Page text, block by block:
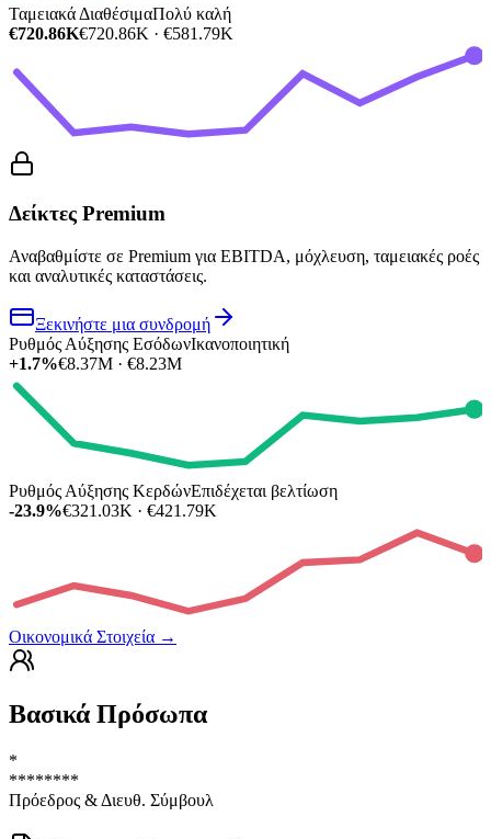
Ταμειακά ΔιαθέσιμαΠολύ καλή
€720.86K€720.86K · €581.79K
Δείκτες Premium
Αναβαθμίστε σε Premium για EBITDA, μόχλευση, ταμειακές ροές
και αναλυτικές καταστάσεις.
Ξεκινήστε μια συνδρομή
Ρυθμός Αύξησης ΕσόδωνΙκανοποιητική
+1.7%€8.37M · €8.23M
Ρυθμός Αύξησης ΚερδώνΕπιδέχεται βελτίωση
-23.9%€321.03K · €421.79K
Οικονομικά Στοιχεία →
Βασικά Πρόσωπα
*
********
Πρόεδρος & Διευθ. Σύμβουλ